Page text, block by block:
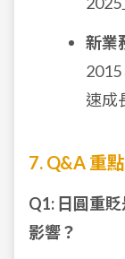
新業
速成
7. Q&A 重點
Q1: 日圓重
影響？